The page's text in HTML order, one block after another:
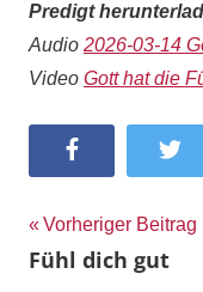
Predigt
Audio 2026-03-14
Video Gott hat die
Facebook
Vorheriger Beitrag
Fühl dich gut